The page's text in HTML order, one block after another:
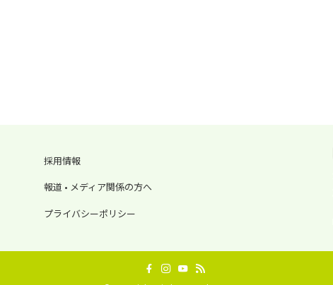
採用情報
報道 • メディア関係の方へ
プライバシーポリシー